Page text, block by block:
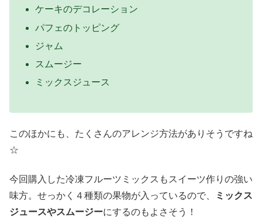
ケーキのデコレーション
パフェのトッピング
ジャム
スムージー
ミックスジュース
このほかにも、たくさんのアレンジ方法がありそうですね
☆
今回購入した冷凍フルーツミックスもスイーツ作りの強い
味方。せっかく４種類の果物が入っているので、
ミックス
ジュースやスムージーにするのもよさそう！